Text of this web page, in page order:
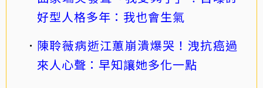
好型人格多年：我也會生氣
陳聆薇病逝江蕙崩潰爆哭！洩抗癌過
來人心聲：早知讓她多化一點